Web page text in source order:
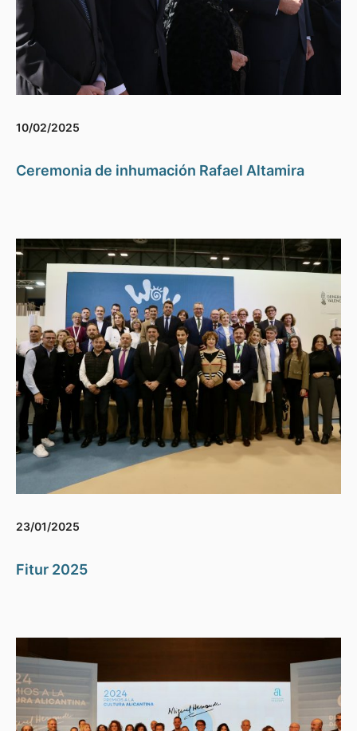
10/02/2025
Ceremonia de inhumación Rafael Altamira
23/01/2025
Fitur 2025